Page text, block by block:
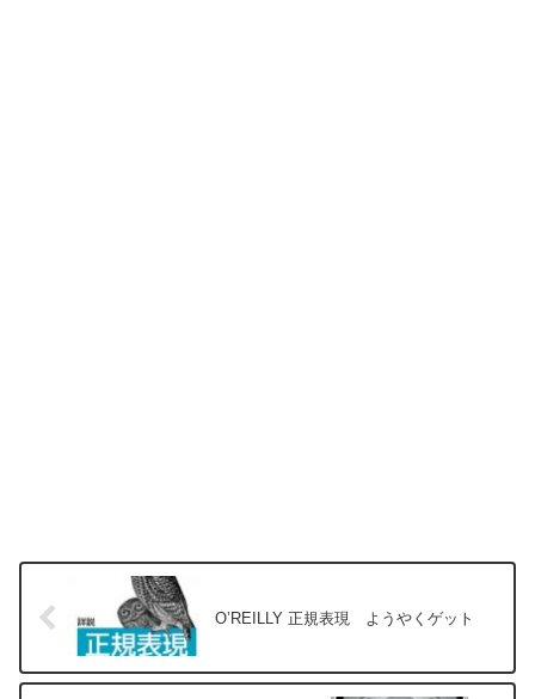
O’REILLY 正規表現 ようやくゲット